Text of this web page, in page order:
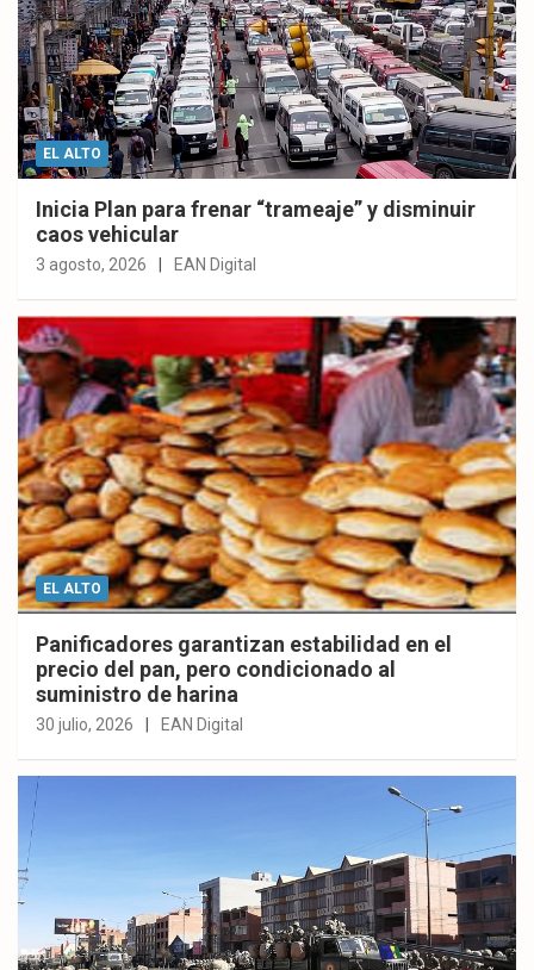
EL ALTO
Inicia Plan para frenar “trameaje” y disminuir
caos vehicular
3 agosto, 2026 EAN Digital
EL ALTO
Panificadores garantizan estabilidad en el
precio del pan, pero condicionado al
suministro de harina
30 julio, 2026 EAN Digital